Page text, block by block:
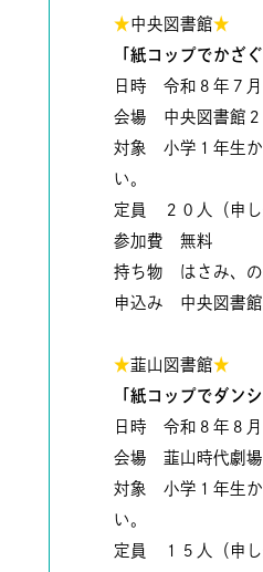
★中央図書館★
「紙コップでかざ
日時 令和８年７月
会場 中央図書館２
対象 小学１年生か
い。
定員 ２０人（申し
参加費 無料
持ち物 はさみ、の
申込み 中央図書
★韮山図書館★
「紙コップでダン
日時 令和８年８月
会場 韮山時代劇
対象 小学１年生か
い。
定員 １５人（申し